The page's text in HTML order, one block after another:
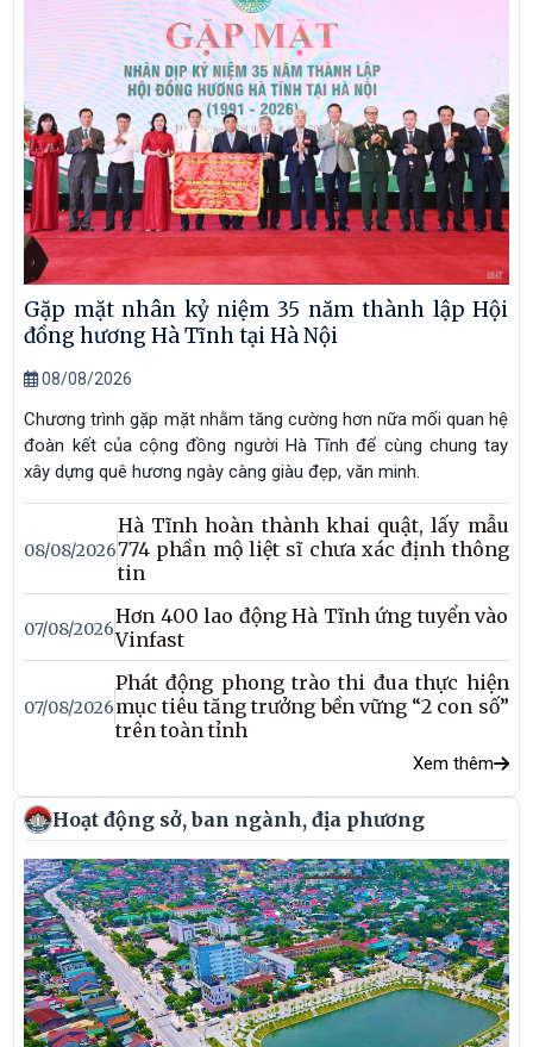
Gặp mặt nhân kỷ niệm 35 năm thành lập Hội
đồng hương Hà Tĩnh tại Hà Nội
08/08/2026
Chương trình gặp mặt nhằm tăng cường hơn nữa mối quan hệ
đoàn kết của cộng đồng người Hà Tĩnh để cùng chung tay
xây dựng quê hương ngày càng giàu đẹp, văn minh.
08/08/2026
Hà Tĩnh hoàn thành khai quật, lấy mẫu
774 phần mộ liệt sĩ chưa xác định thông
tin
07/08/2026
Hơn 400 lao động Hà Tĩnh ứng tuyển vào
Vinfast
07/08/2026
Phát động phong trào thi đua thực hiện
mục tiêu tăng trưởng bền vững “2 con số”
trên toàn tỉnh
Xem thêm
Hoạt động sở, ban ngành, địa phương